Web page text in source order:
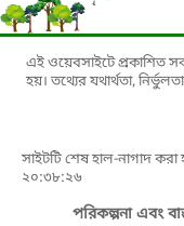
এই ওয়েবসাইটে প্রকাশিত
হয়। তথ্যের যথার্থতা,
সাইটটি শেষ হাল-নাগাদ
২০:৩৮:২৬
পরিকল্পনা এবং